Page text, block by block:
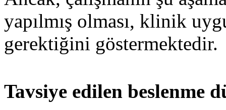
yapılmış olması, klinik
gerektiğini göstermektedir.
Tavsiye edilen beslenme